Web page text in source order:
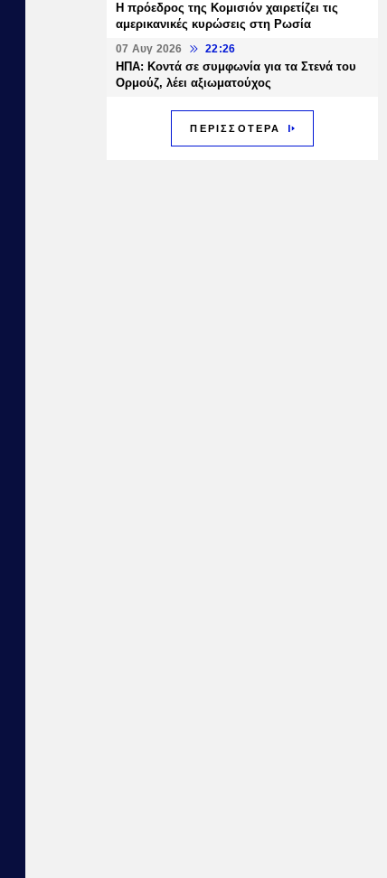
Η πρόεδρος της Κομισιόν χαιρετίζει τις
αμερικανικές κυρώσεις στη Ρωσία
07 Αυγ 2026 22:26
ΗΠΑ: Κοντά σε συμφωνία για τα Στενά του
Ορμούζ, λέει αξιωματούχος
ΠΕΡΙΣΣΟΤΕΡΑ